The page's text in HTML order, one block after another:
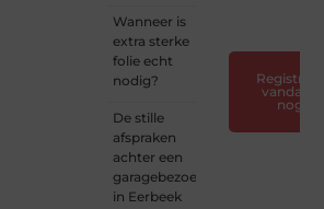
Wanneer is
extra sterke
folie echt
nodig?
De stille
afspraken
achter een
garagebezoek
in Eerbeek
Registreer
vandaag
nog